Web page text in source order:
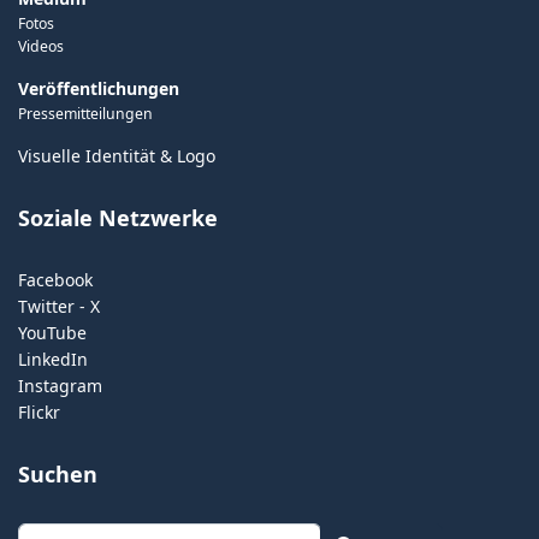
Fotos
Videos
Veröffentlichungen
Pressemitteilungen
Visuelle Identität & Logo
Soziale Netzwerke
Facebook
Twitter - X
YouTube
LinkedIn
Instagram
Flickr
Suchen